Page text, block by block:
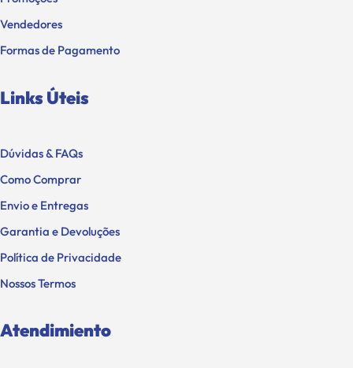
Vendedores
Formas de Pagamento
Links Úteis
Dúvidas & FAQs
Como Comprar
Envio e Entregas
Garantia e Devoluções
Política de Privacidade
Nossos Termos
Atendimiento